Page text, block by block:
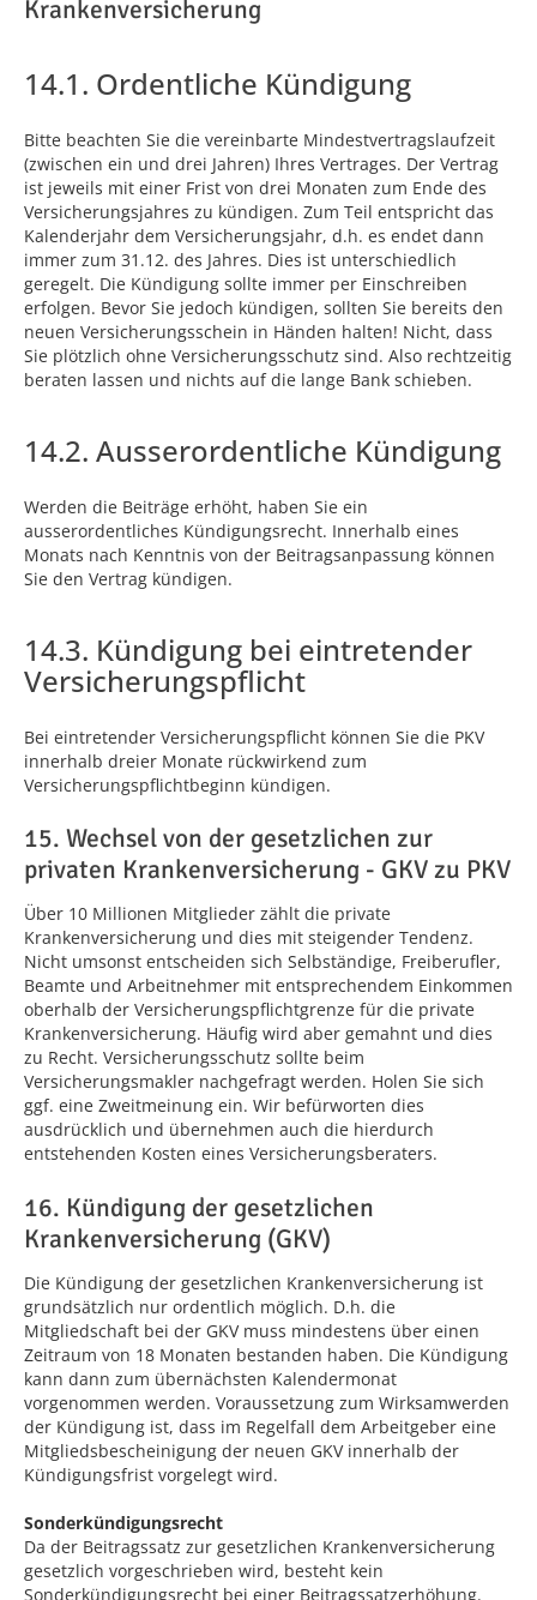
Krankenversicherung
14.1. Ordentliche Kündigung
Bitte beachten Sie die vereinbarte Mindestvertragslaufzeit
(zwischen ein und drei Jahren) Ihres Vertrages. Der Vertrag
ist jeweils mit einer Frist von drei Monaten zum Ende des
Versicherungsjahres zu kündigen. Zum Teil entspricht das
Kalenderjahr dem Versicherungsjahr, d.h. es endet dann
immer zum 31.12. des Jahres. Dies ist unterschiedlich
geregelt. Die Kündigung sollte immer per Einschreiben
erfolgen. Bevor Sie jedoch kündigen, sollten Sie bereits den
neuen Versicherungsschein in Händen halten! Nicht, dass
Sie plötzlich ohne Versicherungsschutz sind. Also rechtzeitig
beraten lassen und nichts auf die lange Bank schieben.
14.2. Ausserordentliche Kündigung
Werden die Beiträge erhöht, haben Sie ein
ausserordentliches Kündigungsrecht. Innerhalb eines
Monats nach Kenntnis von der Beitragsanpassung können
Sie den Vertrag kündigen.
14.3. Kündigung bei eintretender
Versicherungspflicht
Bei eintretender Versicherungspflicht können Sie die PKV
innerhalb dreier Monate rückwirkend zum
Versicherungspflichtbeginn kündigen.
15. Wechsel von der gesetzlichen zur
privaten Krankenversicherung - GKV zu PKV
Über 10 Millionen Mitglieder zählt die private
Krankenversicherung und dies mit steigender Tendenz.
Nicht umsonst entscheiden sich Selbständige, Freiberufler,
Beamte und Arbeitnehmer mit entsprechendem Einkommen
oberhalb der Versicherungspflichtgrenze für die private
Krankenversicherung. Häufig wird aber gemahnt und dies
zu Recht. Versicherungsschutz sollte beim
Versicherungsmakler nachgefragt werden. Holen Sie sich
ggf. eine Zweitmeinung ein. Wir befürworten dies
ausdrücklich und übernehmen auch die hierdurch
entstehenden Kosten eines Versicherungsberaters.
16. Kündigung der gesetzlichen
Krankenversicherung (GKV)
Die Kündigung der gesetzlichen Krankenversicherung ist
grundsätzlich nur ordentlich möglich. D.h. die
Mitgliedschaft bei der GKV muss mindestens über einen
Zeitraum von 18 Monaten bestanden haben. Die Kündigung
kann dann zum übernächsten Kalendermonat
vorgenommen werden. Voraussetzung zum Wirksamwerden
der Kündigung ist, dass im Regelfall dem Arbeitgeber eine
Mitgliedsbescheinigung der neuen GKV innerhalb der
Kündigungsfrist vorgelegt wird.
Sonderkündigungsrecht
Da der Beitragssatz zur gesetzlichen Krankenversicherung
gesetzlich vorgeschrieben wird, besteht kein
Sonderkündigungsrecht bei einer Beitragssatzerhöhung.